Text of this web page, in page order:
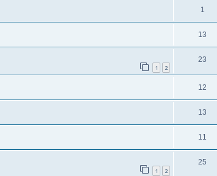
1
13
1 2
23
12
13
11
1 2
25